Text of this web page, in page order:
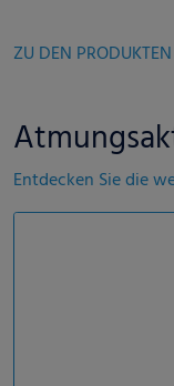
ZU DEN PRODUKTEN
Entdecken Sie die